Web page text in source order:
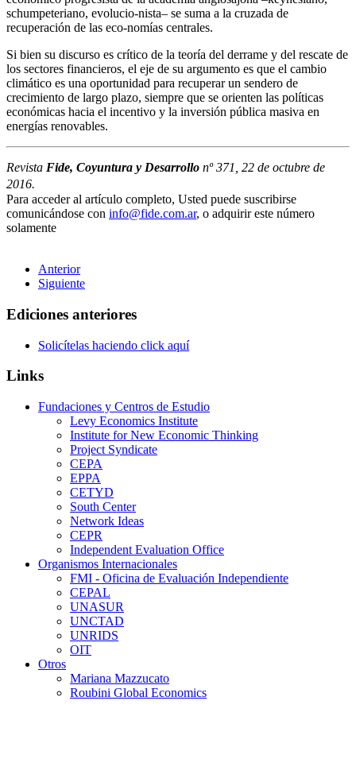
schumpeteriano, evolucio-nista– se suma a la cruzada de
recuperación de las eco-nomías centrales.
Si bien su discurso es crítico de la teoría del derrame y del rescate de
los sectores financieros, el eje de su argumento es que el cambio
climático es una oportunidad para recuperar un sendero de
crecimiento de largo plazo, siempre que se orienten las políticas
económicas hacia el incentivo y la inversión pública masiva en
energías renovables.
Revista Fide, Coyuntura y Desarrollo nº 371, 22 de octubre de
2016.
Para acceder al artículo completo, Usted puede suscribirse
comunicándose con info@fide.com.ar, o adquirir este número
solamente
Anterior
Siguiente
Ediciones anteriores
Solicítelas haciendo click aquí
Links
Fundaciones y Centros de Estudio
Levy Economics Institute
Institute for New Economic Thinking
Project Syndicate
CEPA
EPPA
CETYD
South Center
Network Ideas
CEPR
Independent Evaluation Office
Organismos Internacionales
FMI - Oficina de Evaluación Independiente
CEPAL
UNASUR
UNCTAD
UNRIDS
OIT
Otros
Mariana Mazzucato
Roubini Global Economics